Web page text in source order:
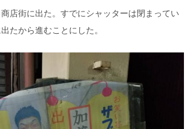
店街に出た。すでにシャッターは閉まってい
たから進むことにした。